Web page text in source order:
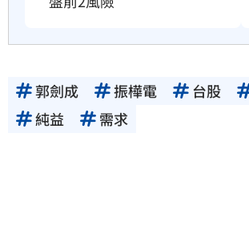
郭劍成 振樺電 台股
純益
需求